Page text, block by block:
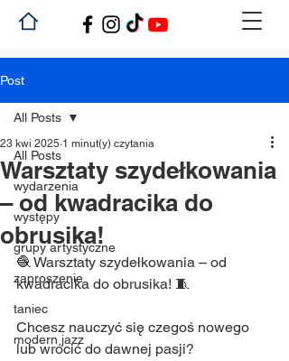
Post
All Posts
wydarzenia
występy
grupy artystyczne
zaproszenie
taniec
modern jazz
All Posts
Warsztaty szydełkowania
– od kwadracika do
obrusika!
23 kwi 2025 1 minut(y) czytania
🧶 Warsztaty szydełkowania – od
kwadracika do obrusika! 🧵
Chcesz nauczyć się czegoś nowego
lub wrócić do dawnej pasji?